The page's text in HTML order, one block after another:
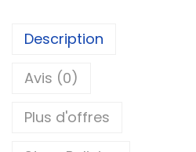
Description
Avis (0)
Plus d'offres